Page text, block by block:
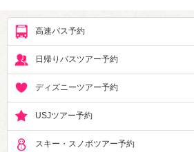
高速バス予約
日帰りバスツアー予約
ディズニーツアー予約
USJツアー予約
スキー・スノボツアー予約